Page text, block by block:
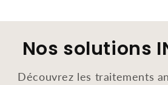
Nos solutions
Découvrez les traitements